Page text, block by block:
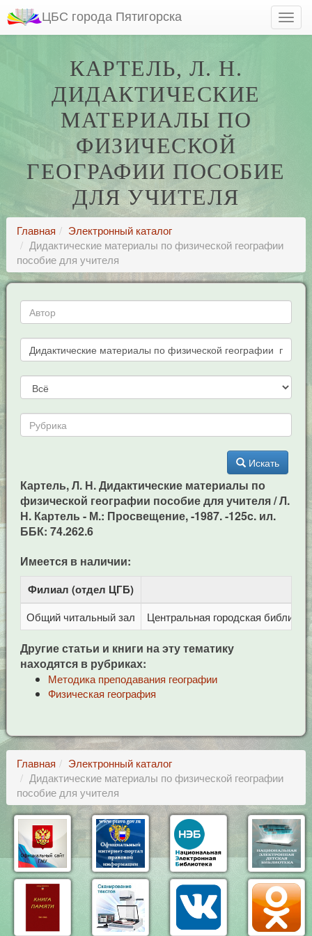
ЦБС города Пятигорска
КАРТЕЛЬ, Л. Н.
ДИДАКТИЧЕСКИЕ
МАТЕРИАЛЫ ПО
ФИЗИЧЕСКОЙ
ГЕОГРАФИИ ПОСОБИЕ
ДЛЯ УЧИТЕЛЯ
Главная
Электронный каталог
Дидактические материалы по физической географии
пособие для учителя
Искать
Картель, Л. Н. Дидактические материалы по
физической географии пособие для учителя / Л.
Н. Картель - М.: Просвещение, -1987. -125c. ил.
ББК: 74.262.6
Имеется в наличии:
Филиал (отдел ЦГБ)
Общий читальный зал Центральная городская
Другие статьи и книги на эту тематику
находятся в рубриках:
Методика преподавания географии
Физическая география
Главная
Электронный каталог
Дидактические материалы по физической географии
пособие для учителя